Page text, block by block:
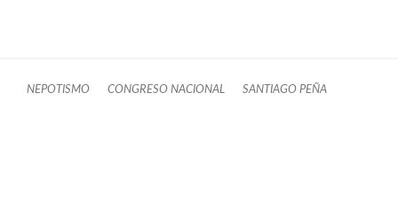
NEPOTISMO CONGRESO NACIONAL SANTIAGO PEÑA